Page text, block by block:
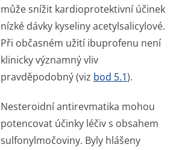
může snížit kardioprotektivní účinek
nízké dávky kyseliny acetylsalicylové.
Při občasném užití ibuprofenu není
klinicky významný vliv
pravděpodobný (viz bod 5.1).
Nesteroidní antirevmatika mohou
potencovat účinky léčiv s obsahem
sulfonylmočoviny. Byly hlášeny